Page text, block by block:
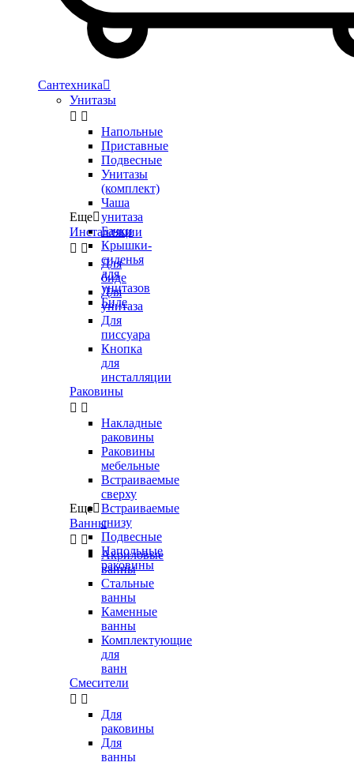
Сантехника
Унитазы
 
Напольные
Приставные
Подвесные
Унитазы
(комплект)
Чаша
унитаза
Бачки
Крышки-
сиденья
для
унитазов
Биде
Еще
Инсталляции
 
Для
биде
Для
унитаза
Для
писсуара
Кнопка
для
инсталляции
Раковины
 
Накладные
раковины
Раковины
мебельные
Встраиваемые
сверху
Встраиваемые
снизу
Подвесные
Напольные
раковины
Еще
Ванны
 
Акриловые
ванны
Стальные
ванны
Каменные
ванны
Комплектующие
для
ванн
Смесители
 
Для
раковины
Для
ванны